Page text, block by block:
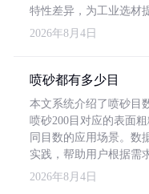
特性差异，为工业选材
2026年8月4日
喷砂都有多少目
本文系统介绍了喷砂目
喷砂200目对应的表面
同目数的应用场景。数
实践，帮助用户根据需
2026年8月4日